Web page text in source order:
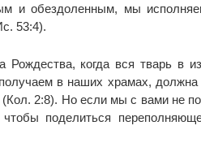
и обездоленным, мы
53:4).
когда вся тварь в
в наших храмах,
2:8). Но если мы с вами не
поделиться